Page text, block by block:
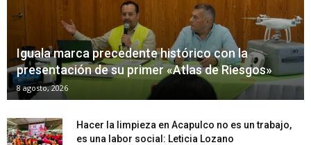
Iguala marca precedente histórico con la
presentación de su primer «Atlas de Riesgos»
8 agosto, 2026
Hacer la limpieza en Acapulco no es un trabajo,
es una labor social: Leticia Lozano